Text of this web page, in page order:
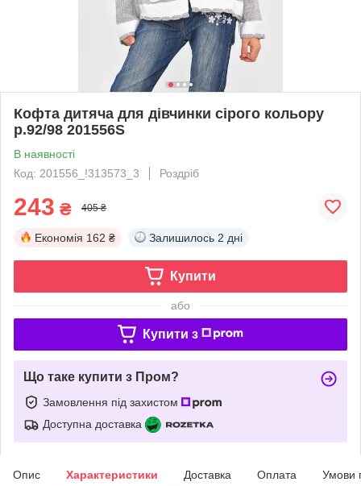
Кофта дитяча для дівчинки сірого кольору
р.92/98 201556S
В наявності
Код: 201556_!313573_3
Роздріб
243 ₴ 405 ₴
Економія 162 ₴ Залишилось 2 дні
Купити
або
Купити з
Що таке купити з Пром?
Замовлення під захистом
Доступна доставка
Опис Характеристики Доставка Оплата Умови